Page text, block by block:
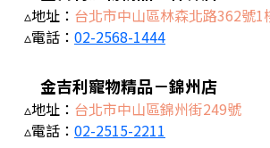
▵地址： 台北市中山區林森北路362號1
▵電話： 02-2568-1444
金吉利寵物精品－錦州店
▵地址： 台北市中山區錦州街249號
▵電話： 02-2515-2211